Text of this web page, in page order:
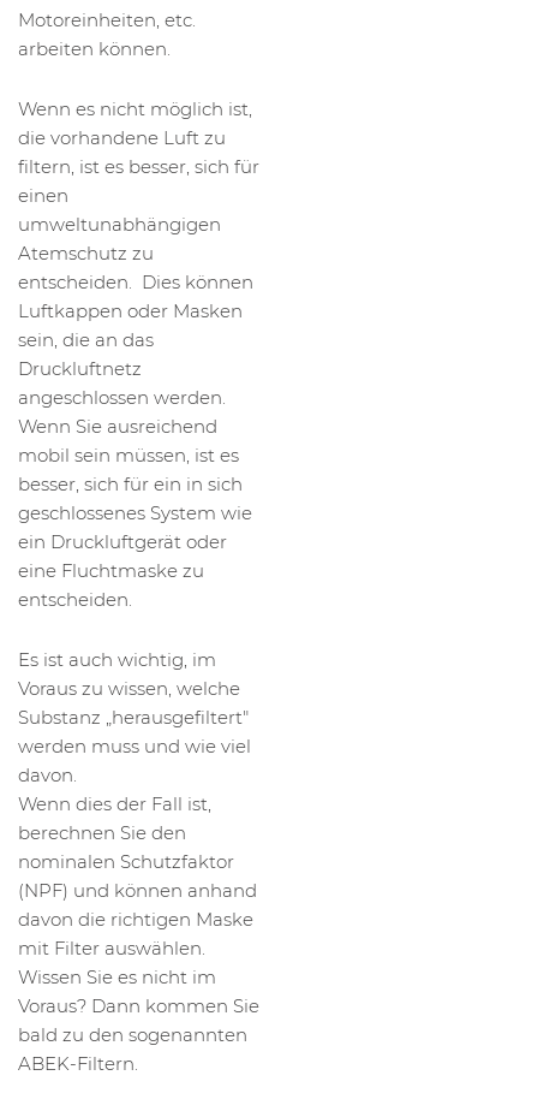
Motoreinheiten, etc.
arbeiten können.
Wenn es nicht möglich ist,
die vorhandene Luft zu
filtern, ist es besser, sich für
einen
umweltunabhängigen
Atemschutz zu
entscheiden. Dies können
Luftkappen oder Masken
sein, die an das
Druckluftnetz
angeschlossen werden.
Wenn Sie ausreichend
mobil sein müssen, ist es
besser, sich für ein in sich
geschlossenes System wie
ein Druckluftgerät oder
eine Fluchtmaske zu
entscheiden.
Es ist auch wichtig, im
Voraus zu wissen, welche
Substanz „herausgefiltert"
werden muss und wie viel
davon.
Wenn dies der Fall ist,
berechnen Sie den
nominalen Schutzfaktor
(NPF) und können anhand
davon die richtigen Maske
mit Filter auswählen.
Wissen Sie es nicht im
Voraus? Dann kommen Sie
bald zu den sogenannten
ABEK-Filtern.